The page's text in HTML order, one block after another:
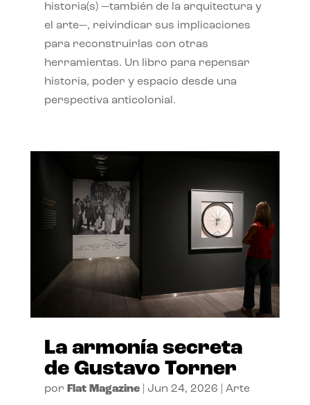
historia(s) —también de la arquitectura y
el arte—, reivindicar sus implicaciones
para reconstruirlas con otras
herramientas. Un libro para repensar
historia, poder y espacio desde una
perspectiva anticolonial.
La armonía secreta
de Gustavo Torner
por Flat Magazine| Jun 24, 2026 Arte